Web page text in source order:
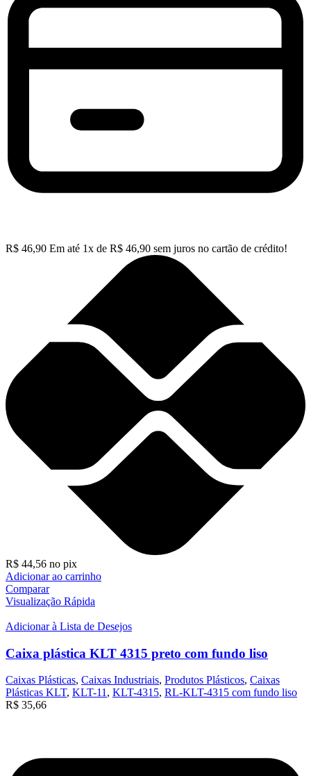
R$ 46,90 Em até 1x de R$ 46,90 sem juros no cartão de crédito!
R$ 44,56 no pix
Adicionar ao carrinho
Comparar
Visualização Rápida
Adicionar à Lista de Desejos
Caixa plástica KLT 4315 preto com fundo liso
Caixas Plásticas, Caixas Industriais, Produtos Plásticos, Caixas
Plásticas KLT, KLT-11 , KLT-4315, RL-KLT-4315 com fundo liso
R$ 35,66